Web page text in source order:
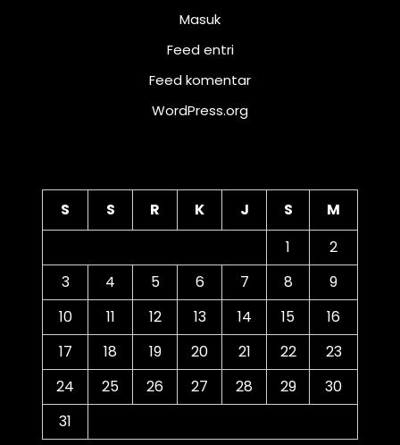
Masuk
Feed entri
Feed komentar
WordPress.org
S S R K J S
M
1
2
3
4 5 6 7 8
9
10
11 12 13 14 15
16
17
18 19 20 21 22
23
24
25 26 27 28 29
30
31